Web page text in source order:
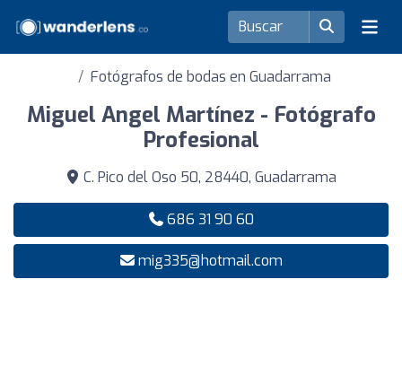
Fotógrafos de bodas en Guadarrama
Miguel Angel Martínez - Fotógrafo
Profesional
C. Pico del Oso 50, 28440, Guadarrama
686 31 90 60
mig335@hotmail.com